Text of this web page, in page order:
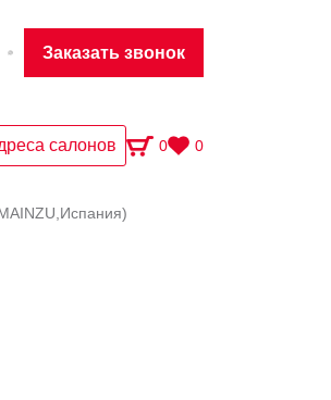
Заказать звонок
салонов 0 0